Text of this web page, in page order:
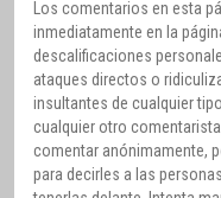
Los comentarios en esta
inmediatamente en la
descalificaciones
ataques directos o
insultantes de cualquier
cualquier otro
comentar anónimamente,
para decirles a las